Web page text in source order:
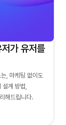
가 유저를
, 마케팅 없이도
계 방법,
해드립니다.